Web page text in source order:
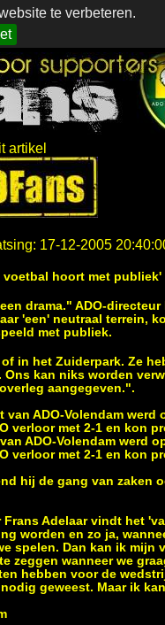
te verbeteren.
artikel
17-12-2005
voetbal hoort met publiek'
drama." ADO-
'een' neutraal terrein,
met publiek.
of in het Zuiderpark. Ze
Ons kan niks worden
aangegeven.".
van ADO-Volendam
verloor met 2-1 en kon
ADO-Volendam werd
verloor met 2-1 en kon
hij de gang van zaken
Frans Adelaar vindt het
worden en zo ja,
spelen. Dan kan ik mijn
zeggen wanneer we
hebben voor de
geweest. Maar ik